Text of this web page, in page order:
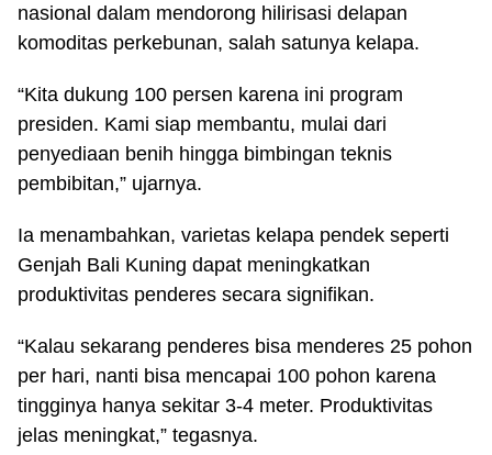
nasional dalam mendorong hilirisasi delapan
komoditas perkebunan, salah satunya kelapa.
“Kita dukung 100 persen karena ini program
presiden. Kami siap membantu, mulai dari
penyediaan benih hingga bimbingan teknis
pembibitan,” ujarnya.
Ia menambahkan, varietas kelapa pendek seperti
Genjah Bali Kuning dapat meningkatkan
produktivitas penderes secara signifikan.
“Kalau sekarang penderes bisa menderes 25 pohon
per hari, nanti bisa mencapai 100 pohon karena
tingginya hanya sekitar 3-4 meter. Produktivitas
jelas meningkat,” tegasnya.